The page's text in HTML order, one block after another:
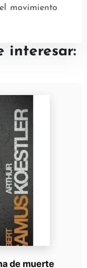
movimiento
interesar:
de muerte